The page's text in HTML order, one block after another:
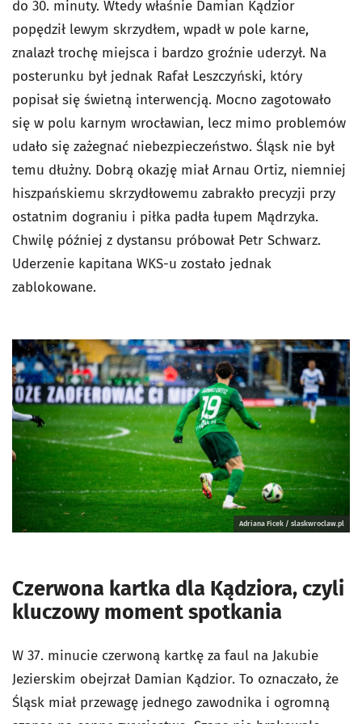
do 30. minuty. Wtedy właśnie Damian Kądzior
popędził lewym skrzydłem, wpadł w pole karne,
znalazł trochę miejsca i bardzo groźnie uderzył. Na
posterunku był jednak Rafał Leszczyński, który
popisał się świetną interwencją. Mocno zagotowało
się w polu karnym wrocławian, lecz mimo problemów
udało się zażegnać niebezpieczeństwo. Śląsk nie był
temu dłużny. Dobrą okazję miał Arnau Ortiz, niemniej
hiszpańskiemu skrzydłowemu zabrakło precyzji przy
ostatnim dograniu i piłka padła łupem Mądrzyka.
Chwilę później z dystansu próbował Petr Schwarz.
Uderzenie kapitana WKS-u zostało jednak
zablokowane.
Adriana Ficek / slaskwroclaw.pl
Czerwona kartka dla Kądziora, czyli
kluczowy moment spotkania
W 37. minucie czerwoną kartkę za faul na Jakubie
Jezierskim obejrzał Damian Kądzior. To oznaczało, że
Śląsk miał przewagę jednego zawodnika i ogromną